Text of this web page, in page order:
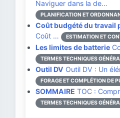
Naviguer dans la de…
PLANIFICATION ET
Coût budgété du travail
Coût …
ESTIMATION ET
Les limites de batterie
TERMES TECHNIQUES
Outil DV Outil DV : Un
FORAGE ET COMPLÉTION DE
SOMMAIRE TOC :
TERMES TECHNIQUES